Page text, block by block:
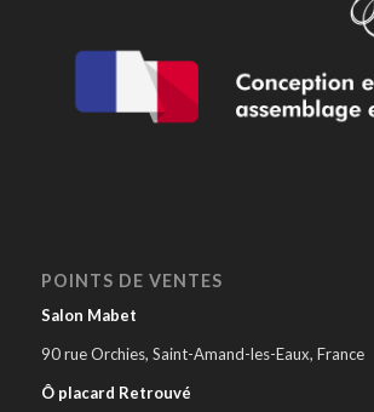
POINTS DE VENTES
Salon Mabet
90 rue Orchies, Saint-Amand-les-Eaux, France
Ô placard Retrouvé